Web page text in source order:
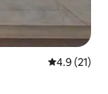
5 पैकी 4.9
4.9 (21)